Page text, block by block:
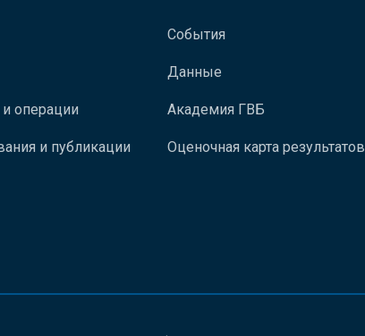
операции
и публикации
События
Данные
Академия ГВБ
Оценочная карта результатов